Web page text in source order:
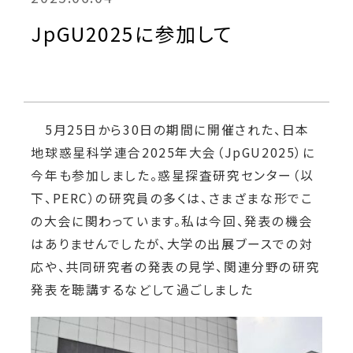
JpGU2025に参加して
5月25日から30日の期間に開催された、日本
地球惑星科学連合2025年大会（JpGU2025）に
今年も参加しました。惑星探査研究センター（以
下、PERC）の研究員の多くは、さまざまな形でこ
の大会に関わっています。私は今回、発表の機会
はありませんでしたが、大学の出展ブースでの対
応や、共同研究者の発表の見学、関連分野の研究
発表を聴講するなどして過ごしました